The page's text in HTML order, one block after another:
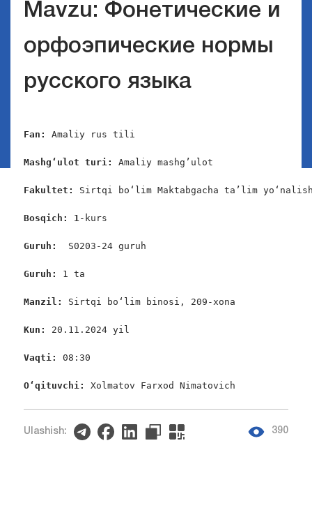
Mavzu: Фонетические и
орфоэпические нормы
русского языка
Fan: Аmaliy rus tili
Mashg‘ulot turi: Аmaliy mashg’ulot
Fakultet: Sirtqi bo‘lim Maktabgacha ta’lim
Bosqich: 1-kurs
Guruh: S0203-24 guruh
Guruh: 1 ta
Manzil: Sirtqi bo‘lim binosi, 209-xona
Kun: 20.11.2024 yil
Vaqti: 08:30
O‘qituvchi: Xolmatov Farxod Nimatovich
Ulashish: 390